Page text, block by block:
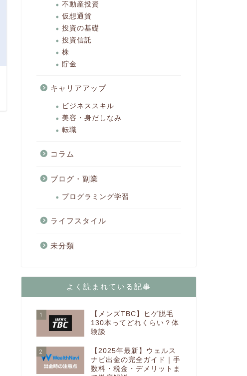
不動産投資
仮想通貨
投資の基礎
投資信託
株
貯金
キャリアアップ
ビジネススキル
美容・身だしなみ
転職
コラム
ブログ・副業
プログラミング学習
ライフスタイル
未分類
よく読まれている記事
1
【メンズTBC】ヒゲ脱毛
130本ってどれくらい？体
験談
2
【2025年最新】ウェルス
ナビ出金の完全ガイド｜手
数料・税金・デメリットま